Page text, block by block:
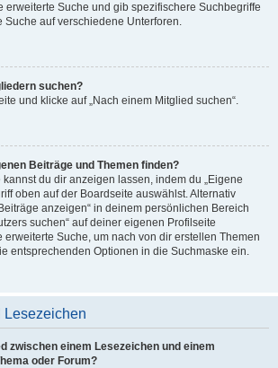
erweiterte Suche und gib spezifischere Suchbegriffe
Suche auf verschiedene Unterforen.
suchen?
und klicke auf „Nach einem Mitglied suchen“.
Beiträge und Themen finden?
du dir anzeigen lassen, indem du „Eigene
oben auf der Boardseite auswählst. Alternativ
anzeigen“ in deinem persönlichen Bereich
suchen“ auf deiner eigenen Profilseite
erweiterte Suche, um nach von dir erstellen Themen
entsprechenden Optionen in die Suchmaske ein.
Lesezeichen
zwischen einem Lesezeichen und einem
oder Forum?